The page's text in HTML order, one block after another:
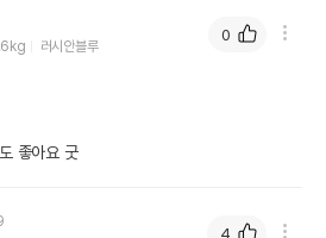
러시안블루
좋아요 굿
0
4